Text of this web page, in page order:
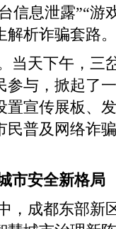
信息泄露”“游
解析诈骗套路。
当天下午，三
参与，掀起了
置宣传展板、
民普及网络诈
市安全新格局
，成都东部新